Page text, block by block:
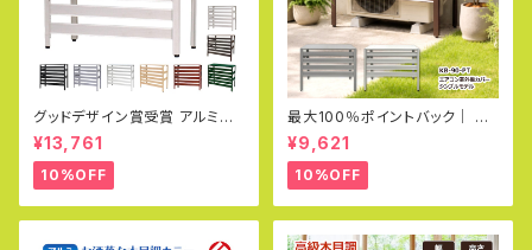
グッドデザイン賞受賞 アルミ製
エアコン室外機カバー（大型タイ
プ）Lサイズ エアコン室外機対応
実用新案取得
¥13,761
10%OFF
最大100％ポイントバック│ 室
外機カバー アルミ 遮熱 3色 エ
アコン室外機カバー 900×380
×730mm シンプルモデル おし
ゃれ 日よけ 雨よけ 積雪 目隠し
軽量 節電 簡単組立 大型 ルー
バー 錆びにくい 簡易版 廉価版
KB-90-PT アルマックス ALM
¥9,621
10%OFF